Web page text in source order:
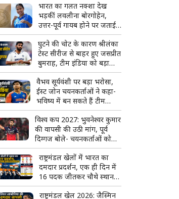
भारत का गलत नक्शा देख
भड़कीं लवलीना बोरगोहेन,
उत्तर-पूर्व गायब होने पर जताई
कड़ी नाराजगी
घुटने की चोट के कारण श्रीलंका
टेस्ट सीरीज से बाहर हुए जसप्रीत
बुमराह, टीम इंडिया को बड़ा
झटका
वैभव सूर्यवंशी पर बड़ा भरोसा,
ईस्ट जोन चयनकर्ताओं ने कहा-
भविष्य में बन सकते हैं टीम
इंडिया के कप्तान
विश्व कप 2027: भुवनेश्वर कुमार
की वापसी की उठी मांग, पूर्व
दिग्गज बोले- चयनकर्ताओं को
करनी चाहिए बात
राष्ट्रमंडल खेलों में भारत का
दमदार प्रदर्शन, एक ही दिन में
16 पदक जीतकर चौथे स्थान
पर पहुंचा
राष्ट्रमंडल खेल 2026: जैस्मिन